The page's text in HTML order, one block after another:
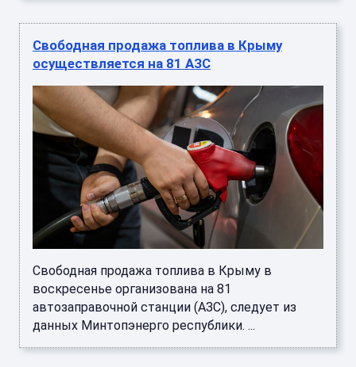
Свободная продажа топлива в Крыму
осуществляется на 81 АЗС
Свободная продажа топлива в Крыму в
воскресенье организована на 81
автозаправочной станции (АЗС), следует из
данных Минтопэнерго республики. ...